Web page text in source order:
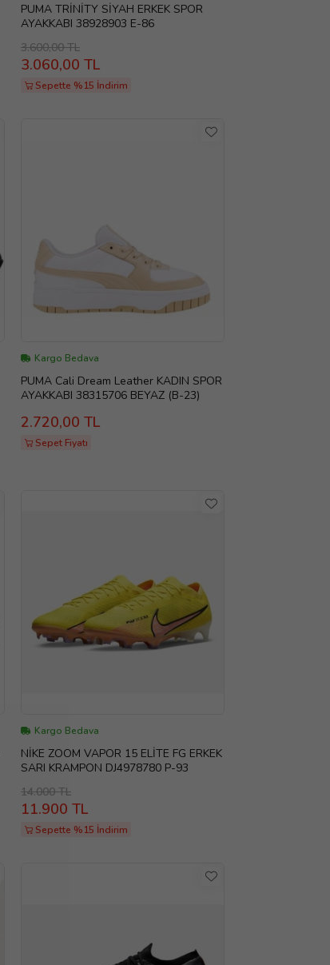
PUMA TRİNİTY SİYAH ERKEK SPOR
AYAKKABI 38928903 E-86
3.600,00 TL
3.060,00 TL
Sepette %15 İndirim
Kargo Bedava
PUMA Cali Dream Leather KADIN SPOR
AYAKKABI 38315706 BEYAZ (B-23)
2.720,00 TL
Sepet Fiyatı
Kargo Bedava
NİKE ZOOM VAPOR 15 ELİTE FG ERKEK
SARI KRAMPON DJ4978780 P-93
14.000 TL
11.900 TL
Sepette %15 İndirim